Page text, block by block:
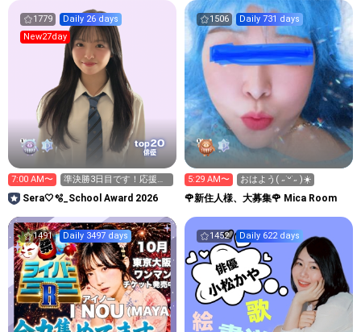
1779
Daily 26 days
New27day
top20
俳優
7:00 AM〜
準決勝3日目です！応援お
願いします☺️
Sera🤍🫧_School Award 2026
1506 Daily 731 days
5:29 AM〜 おはよう( ˶˙ᵕ˙˶ )☀️
🌹新住人様、大募集🌹 Mica Room
1491 Daily 3497 days 1452 Daily 622 days